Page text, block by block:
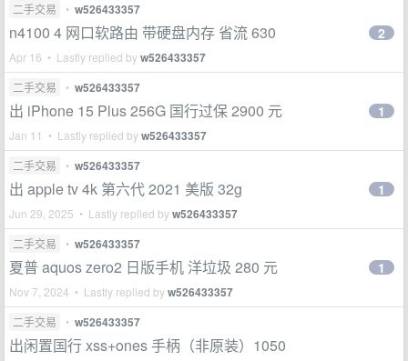
二手交易 • w526433357
n4100 4 网口软路由 带硬盘内存 省流 630
Apr 16 • Lastly replied byw526433357
2
二手交易 • w526433357
出 iPhone 15 Plus 256G 国行过保 2900 元
Jan 11 • Lastly replied byw526433357
1
二手交易 • w526433357
出 apple tv 4k 第六代 2021 美版 32g
Jun 29, 2025 • Lastly replied byw526433357
1
二手交易 • w526433357
夏普 aquos zero2 日版手机 洋垃圾 280 元
Nov 7, 2024 • Lastly replied byw526433357
1
二手交易 • w526433357
出闲置国行 xss+ones 手柄（非原装）1050